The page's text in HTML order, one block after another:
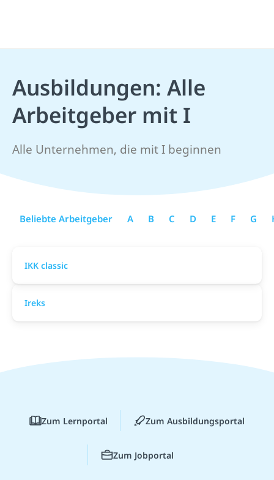
Ausbildungen: Alle
Arbeitgeber mit I
Alle Unternehmen, die mit I beginnen
Beliebte Arbeitgeber A B C D E F G
IKK classic
Ireks
Zum Lernportal Zum Ausbildungsportal
Zum Jobportal